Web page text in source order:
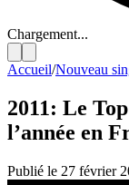
Chargement...
Accueil/Nouveau
2011: Le
l’année en
Publié le 27 février